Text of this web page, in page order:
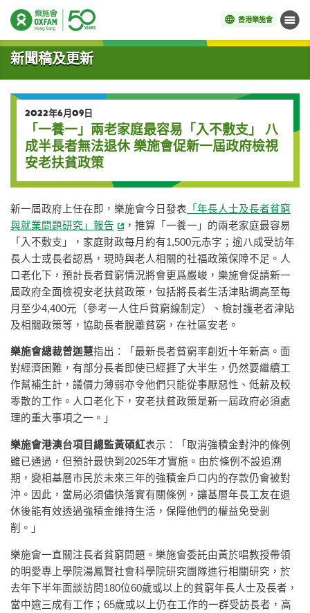
香港樂施會 目錄
開始主要內容
新聞稿及更新
2022年6月09日
「一養一」兩老家庭最容易「入不敷支」 八
成半長者無法退休 樂施會促新一屆政府檢視
安老扶貧政策
新一屆政府上任在即，樂施會今日發表 「年長人士及長者貧窮
與就業問題研究」報告
，推算「一養一」的兩老家庭最容易
「入不敷支」，家庭財政每月約有1,500元赤字；逾八成受訪年
長人士或長者認爲，現時與老人相關的社福政策保障不足。人
口老化下，預計長者貧窮情況將會更爲嚴峻，樂施會促請新一
屆政府全面檢視安老扶貧政策，包括將長者生活津貼調高至每
月至少4,400元（參考一人住戶貧窮線制定）、檢討護老者津貼
及相關政策等，協助長者脫離貧窮，在社區安老。
樂施會總裁曾迦慧指出：「最新長者貧窮率創近十年新高。面
對經濟困難，有部分長者即使已經捱了大半生，仍然要繼續工
作幫補生計，議價力薄弱亦令他們只能從事厭惡性、低薪及較
零散的工作。人口老化下，安老扶貧政策是新一屆政府必須處
理的重大事項之一。」
樂施會港澳台項目總監黃碩紅 表示：「取消強積金對沖的條例
雖已通過，但預計最快到2025年才實施。由於條例不設追溯
期，變相基層市民於未來三年的強積金戶口内的存款仍會被對
沖。因此，當局必須儘快落實有關條例，讓基層年長工友在退
休後能有效透過強積金維持生活，保障他們的權益免受剝
削。」
樂施會一直關注長者貧窮問題。樂施會委託由黃於唱教授帶領
的明愛專上學院湯鳳賢社會科學院研究團隊進行相關研究，於
去年下半年面談訪問180位60歲或以上的貧窮年長人士及長者，
當中逾三成有工作；65歲或以上仍在工作的一群受訪長者，高